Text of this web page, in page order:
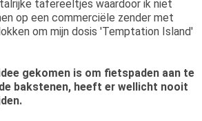
tafereeltjes waardoor ik niet
op een commerciële zender met
om mijn dosis 'Temptation Island'
gekomen is om fietspaden aan te
bakstenen, heeft er wellicht nooit